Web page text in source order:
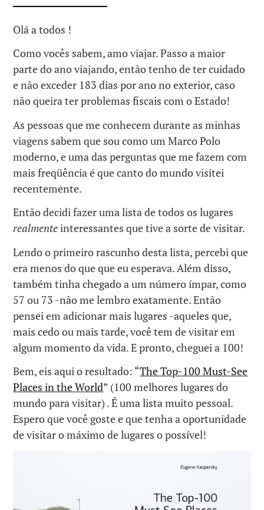
Olá a todos !
Como vocês sabem, amo viajar. Passo a maior
parte do ano viajando, então tenho de ter cuidado
e não exceder 183 dias por ano no exterior, caso
não queira ter problemas fiscais com o Estado!
As pessoas que me conhecem durante as minhas
viagens sabem que sou como um Marco Polo
moderno, e uma das perguntas que me fazem com
mais freqüência é que canto do mundo visitei
recentemente.
Então decidi fazer uma lista de todos os lugares
realmenteinteressantes que tive a sorte de visitar.
Lendo o primeiro rascunho desta lista, percebi que
era menos do que que eu esperava. Além disso,
também tinha chegado a um número ímpar, como
57 ou 73 -não me lembro exatamente. Então
pensei em adicionar mais lugares -aqueles que,
mais cedo ou mais tarde, você tem de visitar em
algum momento da vida. E pronto, cheguei a 100!
Bem, eis aqui o resultado: “The Top-100 Must-See
Places in the World” (100 melhores lugares do
mundo para visitar) . É uma lista muito pessoal.
Espero que você goste e que tenha a oportunidade
de visitar o máximo de lugares o possível!